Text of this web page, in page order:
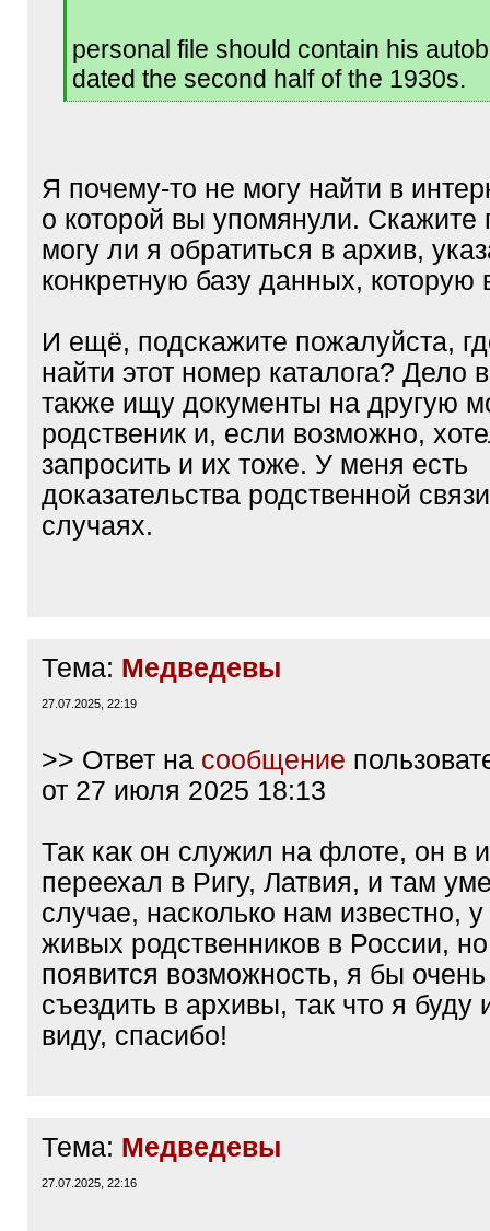
personal file should contain his
dated the second half of the 1930s.
[
Я почему-то не могу найти в
о которой вы упомянули. Скажите
могу ли я обратиться в архив,
конкретную базу данных, которую
И ещё, подскажите пожалуйста,
найти этот номер каталога? Дело
также ищу документы на другую
родственик и, если возможно,
запросить и их тоже. У меня есть
доказательства родственной
случаях.
Тема: Медведевы
27.07.2025, 22:19
>> Ответ на сообщение
от 27 июля 2025 18:13
Так как он служил на флоте, он в
переехал в Ригу, Латвия, и там
случае, насколько нам известно, у
живых родственников в России, но
появится возможность, я бы
съездить в архивы, так что я буду
виду, спасибо!
Тема: Медведевы
27.07.2025, 22:16